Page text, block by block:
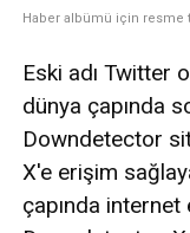
Haber albümü için resme
Eski adı Twitter
dünya çapında
Downdetector
X'e erişim
çapında